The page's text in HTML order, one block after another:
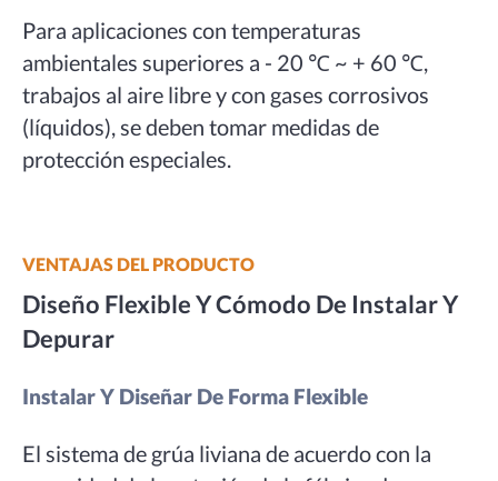
Para aplicaciones con temperaturas
ambientales superiores a - 20 ℃ ~ + 60 ℃,
trabajos al aire libre y con gases corrosivos
(líquidos), se deben tomar medidas de
protección especiales.
VENTAJAS DEL PRODUCTO
Diseño Flexible Y Cómodo De Instalar Y
Depurar
Instalar Y Diseñar De Forma Flexible
El sistema de grúa liviana de acuerdo con la